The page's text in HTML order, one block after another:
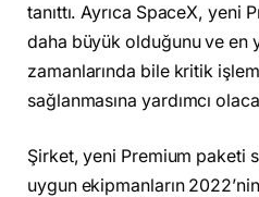
tanıttı. Ayrıca SpaceX, yeni
daha büyük olduğunu ve en
zamanlarında bile kritik
sağlanmasına yardımcı
Şirket, yeni Premium paketi
uygun ekipmanların